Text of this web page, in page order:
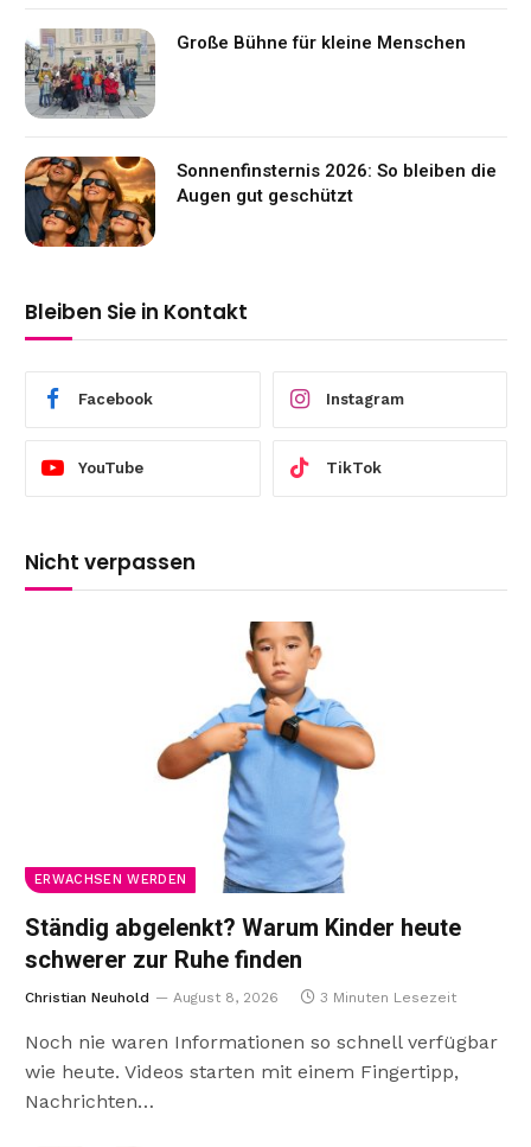
Große Bühne für kleine Menschen
Sonnenfinsternis 2026: So bleiben die
Augen gut geschützt
Bleiben Sie in Kontakt
Facebook Instagram
YouTube TikTok
Nicht verpassen
ERWACHSEN WERDEN
Ständig abgelenkt? Warum Kinder heute
schwerer zur Ruhe finden
Christian Neuhold August 8, 2026 3 Minuten Lesezeit
Noch nie waren Informationen so schnell verfügbar
wie heute. Videos starten mit einem Fingertipp,
Nachrichten…